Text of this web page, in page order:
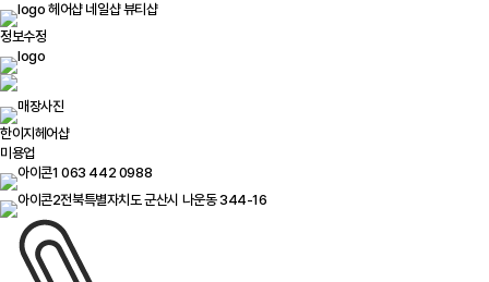
헤어샵 네일샵뷰티샵
정보수정
한이지헤어샵
미용업
063 442 0988
전북특별자치도 군산시 나운동 344-16